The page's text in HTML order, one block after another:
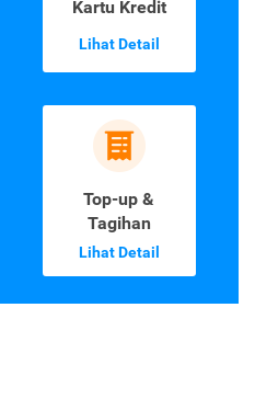
Kartu Kredit
Lihat Detail
Top-up &
Tagihan
Lihat Detail